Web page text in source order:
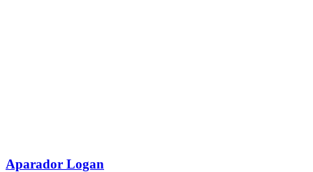
Aparador Logan